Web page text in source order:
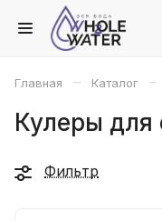
Главная – Каталог –
Кулеры для
Фильтр